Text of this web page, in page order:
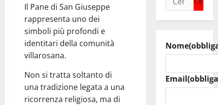
Il Pane di San Giuseppe
rappresenta uno dei
simboli più profondi e
identitari della comunità
villarosana.
Non si tratta soltanto di
una tradizione legata a una
ricorrenza religiosa, ma di
per:
Nome
Email